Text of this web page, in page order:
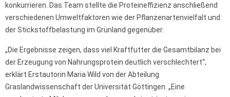
konkurrieren. Das Team stellte die Proteineffizienz anschließend
verschiedenen Umweltfaktoren wie der Pflanzenartenvielfalt und
der Stickstoffbelastung im Grünland gegenüber.
„Die Ergebnisse zeigen, dass viel Kraftfutter die Gesamtbilanz bei
der Erzeugung von Nahrungsprotein deutlich verschlechtert“,
erklärt Erstautorin Maria Wild von der Abteilung
Graslandwissenschaft der Universität Göttingen. „Eine